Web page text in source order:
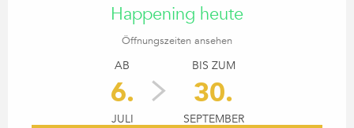
Happening heute
Öffnungszeiten ansehen
AB
6.
JULI
BIS ZUM
30.
SEPTEMBER